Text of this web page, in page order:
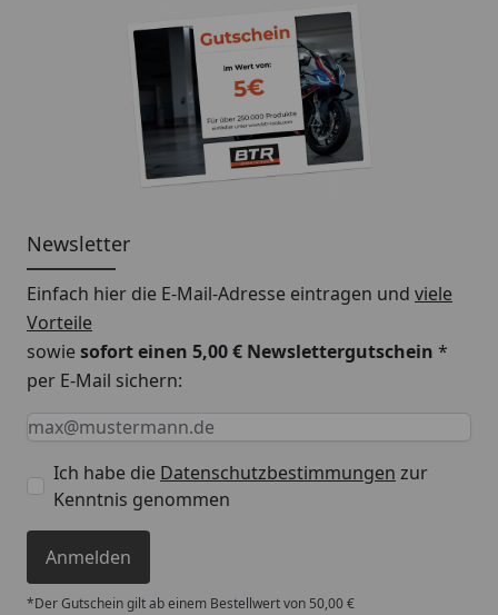
Newsletter
Einfach hier die E-Mail-Adresse eintragen und viele
Vorteile
sowiesofort einen 5,00 € Newslettergutschein *
per E-Mail sichern:
Keine Eingabe erforderlich
Eingabe erforderlich
E-Mail *
Ich habe die Datenschutzbestimmungen zur
Kenntnis genommen
Anmelden
*Der Gutschein gilt ab einem Bestellwert von 50,00 €